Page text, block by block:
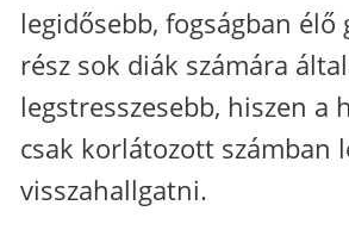
legidősebb, fogságban élő
rész sok diák számára
legstresszesebb, hiszen a
csak korlátozott számban
visszahallgatni.